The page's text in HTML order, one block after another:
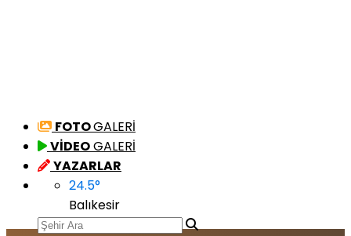
FOTOGALERİ
VİDEOGALERİ
YAZARLAR
24.5°
Balıkesir